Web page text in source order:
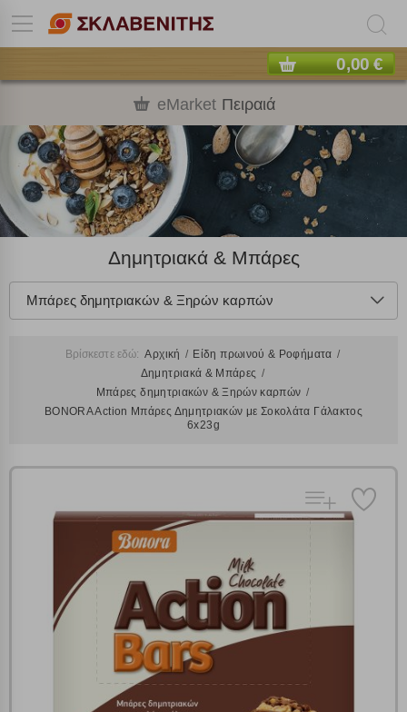
0,00 €
eMarket Πειραιά
Δημητριακά & Μπάρες
Μπάρες δημητριακών & Ξηρών καρπών
Βρίσκεστε εδώ: Αρχική
Είδη πρωινού & Ροφήματα
Δημητριακά & Μπάρες
Μπάρες δημητριακών & Ξηρών καρπών
BONORA Action Μπάρες Δημητριακών με Σοκολάτα Γάλακτος
6x23g